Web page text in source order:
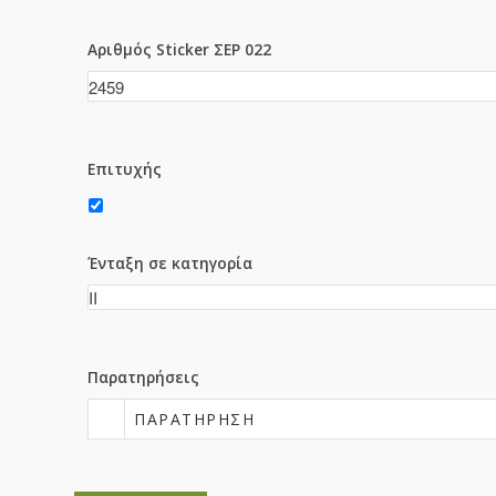
Αριθμός Sticker ΣΕΡ 022
Επιτυχής
Ένταξη σε κατηγορία
Παρατηρήσεις
ΠΑΡΑΤΉΡΗΣΗ